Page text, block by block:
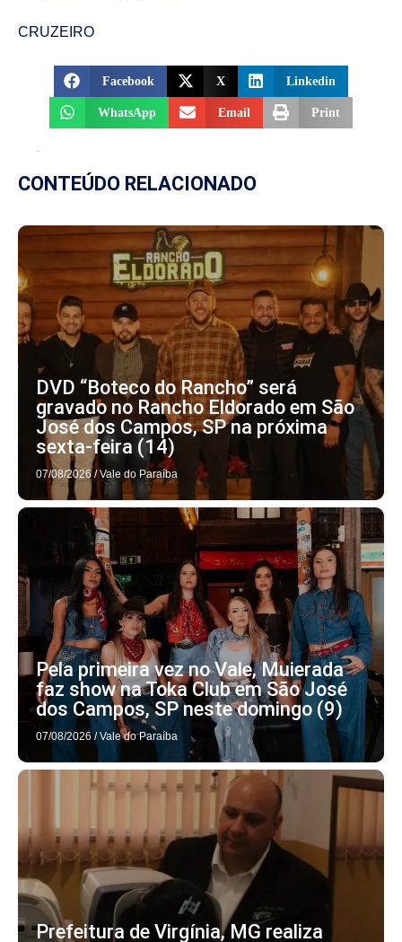
CRUZEIRO
Facebook X Linkedin
WhatsApp Email Print
CONTEÚDO RELACIONADO
DVD “Boteco do Rancho” será
gravado no Rancho Eldorado em São
José dos Campos, SP na próxima
sexta-feira (14)
07/08/2026 / Vale do Paraíba
Pela primeira vez no Vale, Muierada
faz show na Toka Club em São José
dos Campos, SP neste domingo (9)
07/08/2026 / Vale do Paraíba
Prefeitura de Virgínia, MG realiza